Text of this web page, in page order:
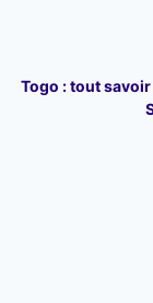
Togo : tout